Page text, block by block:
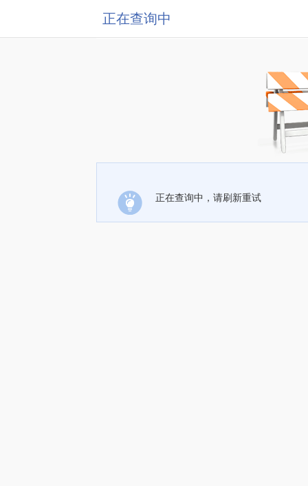
正在查询中
正在查询中，请刷新重试